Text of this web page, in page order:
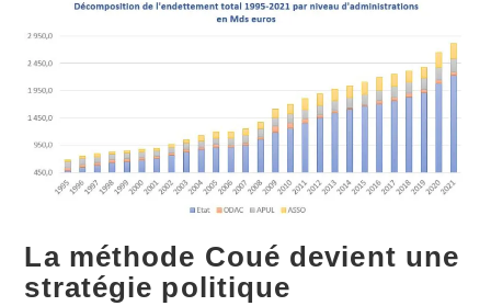
La méthode Coué devient une
stratégie politique